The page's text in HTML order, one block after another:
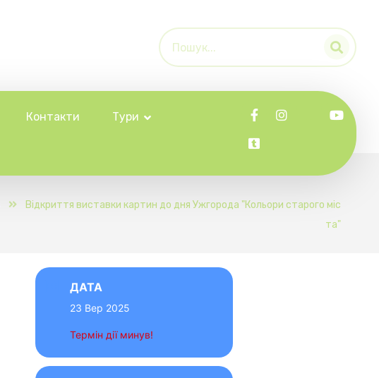
Контакти Тури
Відкриття виставки картин до дня Ужгорода "Кольори старого міс
та"
ДАТА
23 Вер 2025
Термін дії минув!